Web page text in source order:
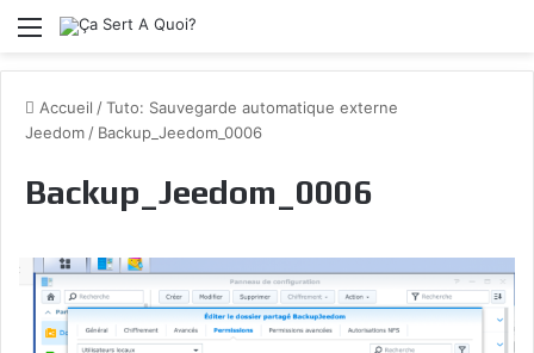
Menu
Accueil /Tuto: Sauvegarde automatique externe
Jeedom / Backup_Jeedom_0006
Backup_Jeedom_0006